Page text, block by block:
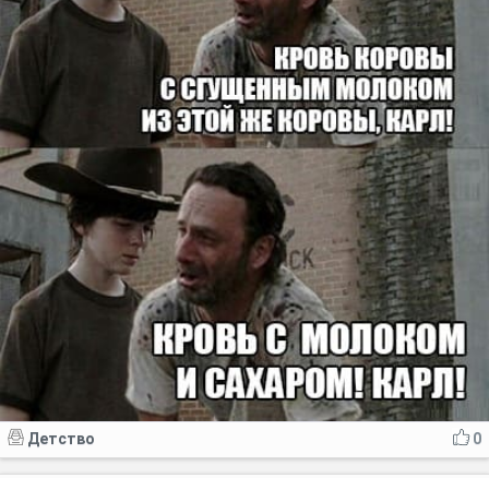
0
Детство